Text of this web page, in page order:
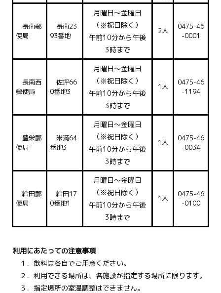
長南郵
便局
長南23
93番地
月曜日～金曜日
（※祝日除く）
午前10分から午後
3時まで
2人
0475-46
-0001
長南西
郵便局
佐坪66
0番地3
月曜日～金曜日
（※祝日除く）
午前10分から午後
3時まで
1人
0475-46
-1194
豊栄郵
便局
米満64
番地3
月曜日～金曜日
（※祝日除く）
午前10分から午後
3時まで
1人
0475-46
-0034
給田郵
便局
給田17
0番地1
月曜日～金曜日
（※祝日除く）
午前10分から午後
3時まで
1人
0475-46
-0100
利用にあたっての注意事項
１．飲料は各自でご用意ください。
２．利用できる場所は、各施設が指定する場所に限ります。
３．指定場所の室温調整はできません。